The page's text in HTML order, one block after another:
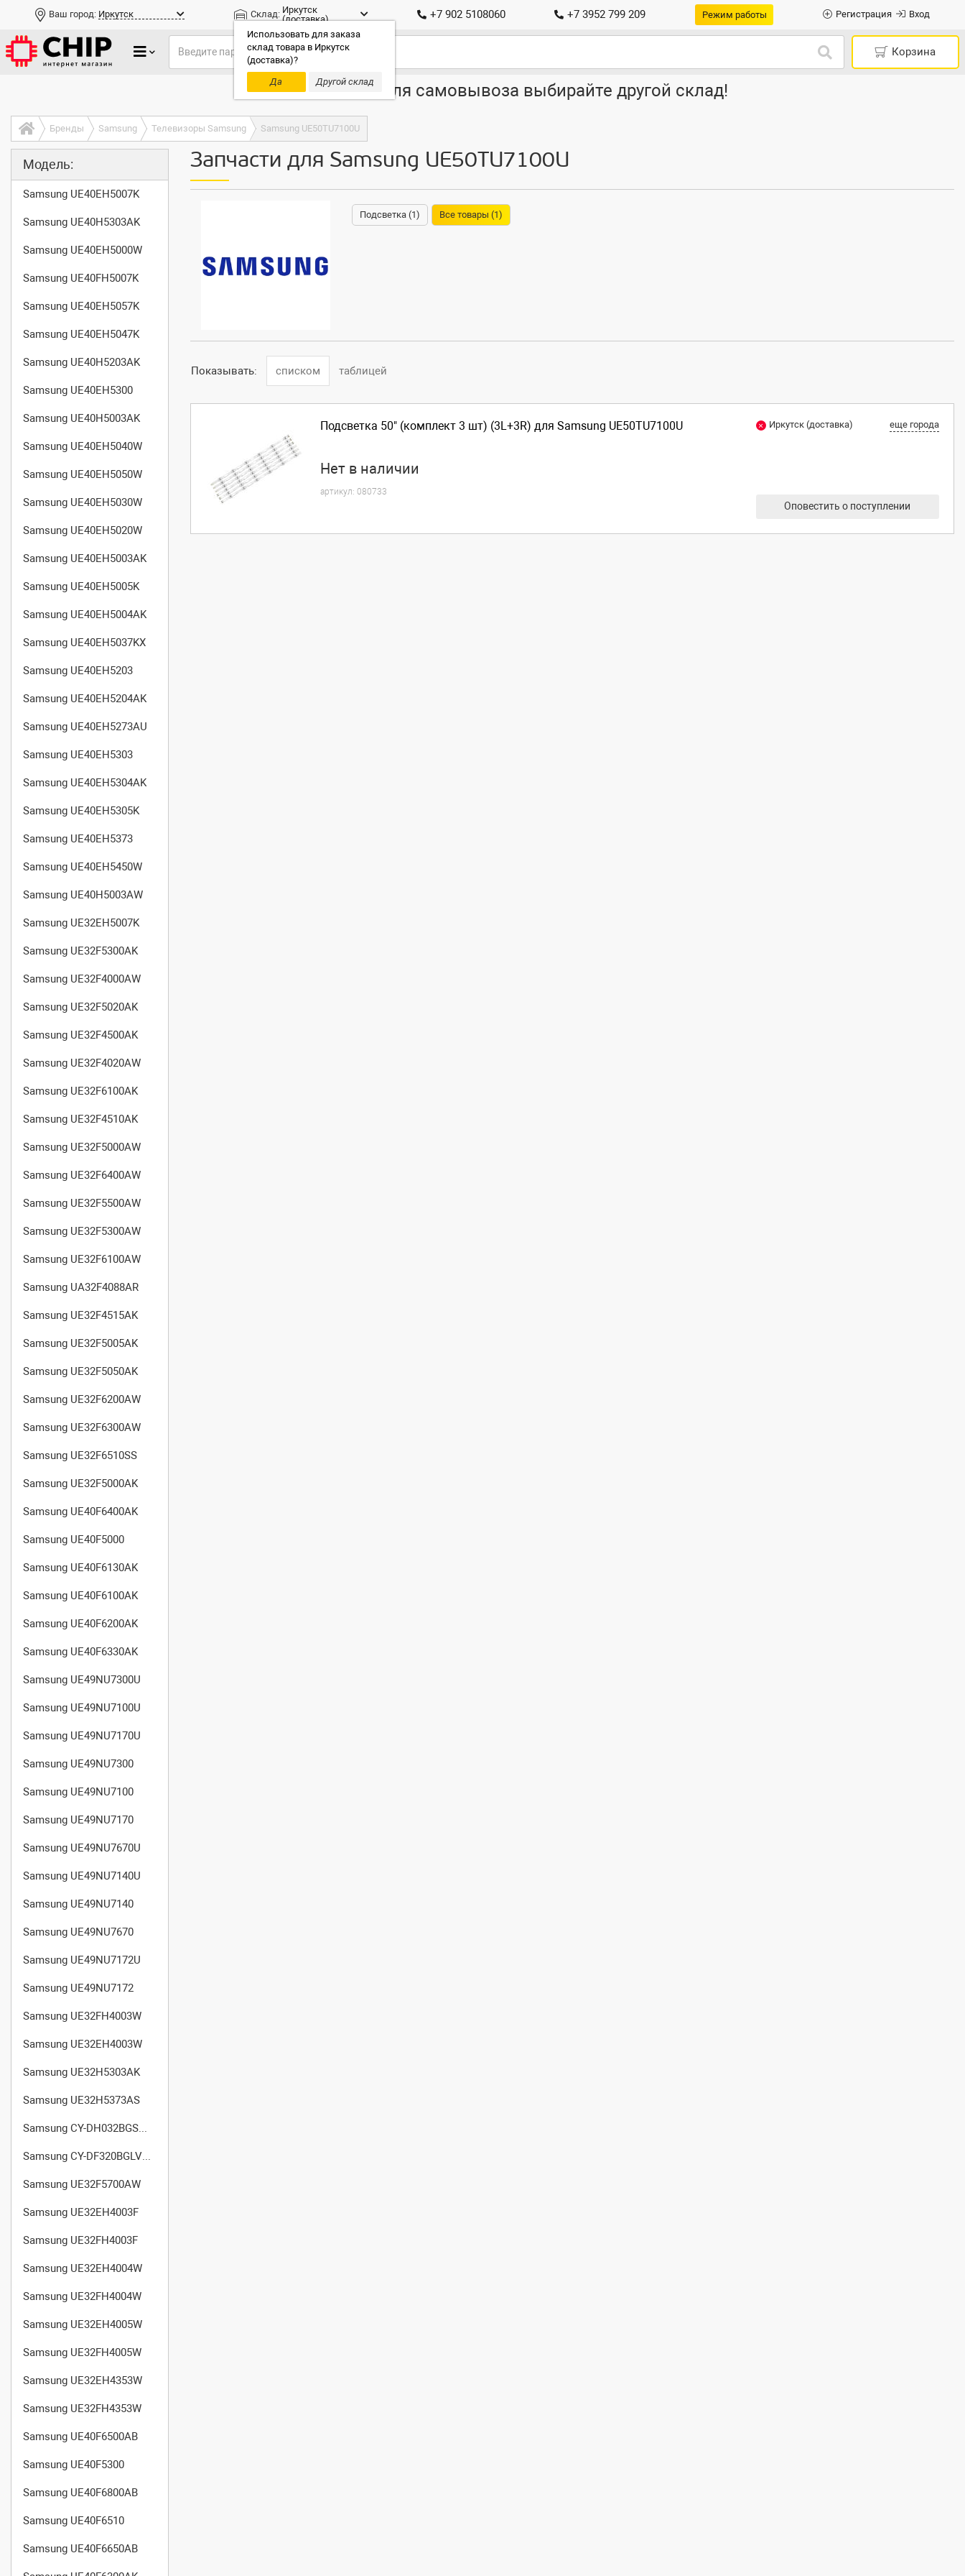
Ваш город: Иркутск Склад: Иркутск
(доставка)
Использовать для заказа
склад товара в Иркутск
(доставка)?
Да
Другой склад
+7 902 5108060 +7 3952 799 209 Режим работы Регистрация Вход
Корзина
Только доставка, для самовывоза выбирайте другой склад!
Бренды Samsung Телевизоры Samsung Samsung UE50TU7100U
Модель:
Samsung UE40EH5007K
Samsung UE40H5303AK
Samsung UE40EH5000W
Samsung UE40FH5007K
Samsung UE40EH5057K
Samsung UE40EH5047K
Samsung UE40H5203AK
Samsung UE40EH5300
Samsung UE40H5003AK
Samsung UE40EH5040W
Samsung UE40EH5050W
Samsung UE40EH5030W
Samsung UE40EH5020W
Samsung UE40EH5003AK
Samsung UE40EH5005K
Samsung UE40EH5004AK
Samsung UE40EH5037KX
Samsung UE40EH5203
Samsung UE40EH5204AK
Samsung UE40EH5273AU
Samsung UE40EH5303
Samsung UE40EH5304AK
Samsung UE40EH5305K
Samsung UE40EH5373
Samsung UE40EH5450W
Samsung UE40H5003AW
Samsung UE32EH5007K
Samsung UE32F5300AK
Samsung UE32F4000AW
Samsung UE32F5020AK
Samsung UE32F4500AK
Samsung UE32F4020AW
Samsung UE32F6100AK
Samsung UE32F4510AK
Samsung UE32F5000AW
Samsung UE32F6400AW
Samsung UE32F5500AW
Samsung UE32F5300AW
Samsung UE32F6100AW
Samsung UA32F4088AR
Samsung UE32F4515AK
Samsung UE32F5005AK
Samsung UE32F5050AK
Samsung UE32F6200AW
Samsung UE32F6300AW
Samsung UE32F6510SS
Samsung UE32F5000AK
Samsung UE40F6400AK
Samsung UE40F5000
Samsung UE40F6130AK
Samsung UE40F6100AK
Samsung UE40F6200AK
Samsung UE40F6330AK
Samsung UE49NU7300U
Samsung UE49NU7100U
Samsung UE49NU7170U
Samsung UE49NU7300
Samsung UE49NU7100
Samsung UE49NU7170
Samsung UE49NU7670U
Samsung UE49NU7140U
Samsung UE49NU7140
Samsung UE49NU7670
Samsung UE49NU7172U
Samsung UE49NU7172
Samsung UE32FH4003W
Samsung UE32EH4003W
Samsung UE32H5303AK
Samsung UE32H5373AS
Samsung CY-DH032BGSV1V
Samsung CY-DF320BGLV1V
Samsung UE32F5700AW
Samsung UE32EH4003F
Samsung UE32FH4003F
Samsung UE32EH4004W
Samsung UE32FH4004W
Samsung UE32EH4005W
Samsung UE32FH4005W
Samsung UE32EH4353W
Samsung UE32FH4353W
Samsung UE40F6500AB
Samsung UE40F5300
Samsung UE40F6800AB
Samsung UE40F6510
Samsung UE40F6650AB
Запчасти для Samsung UE50TU7100U
Подсветка (1) Все товары (1)
Показывать: списком таблицей
Подсветка 50" (комплект 3 шт) (3L+3R) для Samsung UE50TU7100U
Нет в наличии
артикул: 080733
Иркутск (доставка) еще города
Оповестить о поступлении